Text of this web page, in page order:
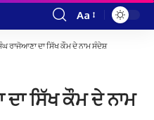
Font
Resizer
Aa
ਰਾਜੋਆਣਾ ਦਾ ਸਿੱਖ ਕੌਮ ਦੇ ਨਾਮ ਸੰਦੇਸ਼
ਸਿੱਖ ਕੌਮ ਦੇ ਨਾਮ